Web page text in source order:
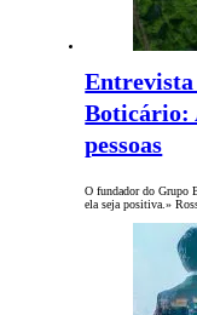
Entrevista
Boticário:
pessoas
O fundador do Grupo
ela seja positiva.»